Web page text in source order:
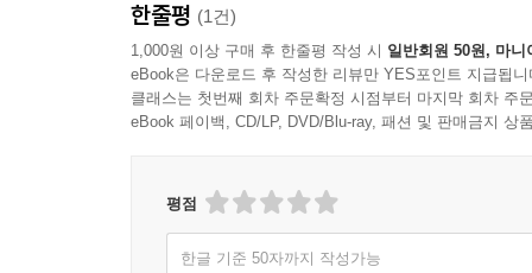
한줄평 (1건)
1,000원 이상 구매 후 한줄평 작성 시 일반회원 50원, 마니
eBook은 다운로드 후 작성한 리뷰만 YES포인트 지급됩니
클래스는 첫번째 회차 주문확정 시점부터 마지막 회차 주
eBook 페이백, CD/LP, DVD/Blu-ray, 패션 및 판매금지 상
평점
한글 기준 50자까지 작성가능